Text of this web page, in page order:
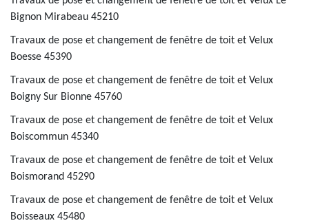
Bignon Mirabeau 45210
Travaux de pose et changement de fenêtre de toit et Velux
Boesse 45390
Travaux de pose et changement de fenêtre de toit et Velux
Boigny Sur Bionne 45760
Travaux de pose et changement de fenêtre de toit et Velux
Boiscommun 45340
Travaux de pose et changement de fenêtre de toit et Velux
Boismorand 45290
Travaux de pose et changement de fenêtre de toit et Velux
Boisseaux 45480